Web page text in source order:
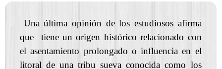
Una última opinión de los estudiosos afirma
que tiene un origen histórico relacionado con
el asentamiento prolongado o influencia en el
litoral de una tribu sueva conocida como los